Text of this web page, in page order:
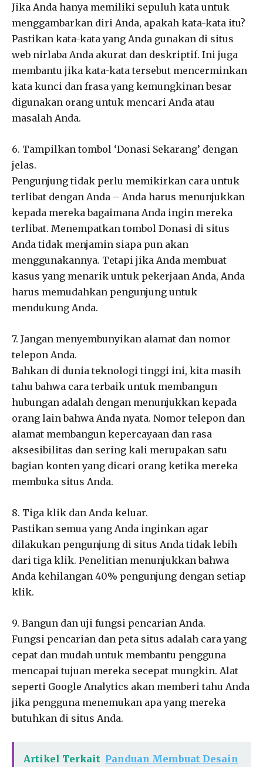
Jika Anda hanya memiliki sepuluh kata untuk
menggambarkan diri Anda, apakah kata-kata itu?
Pastikan kata-kata yang Anda gunakan di situs
web nirlaba Anda akurat dan deskriptif. Ini juga
membantu jika kata-kata tersebut mencerminkan
kata kunci dan frasa yang kemungkinan besar
digunakan orang untuk mencari Anda atau
masalah Anda.
6. Tampilkan tombol ‘Donasi Sekarang’ dengan
jelas.
Pengunjung tidak perlu memikirkan cara untuk
terlibat dengan Anda – Anda harus menunjukkan
kepada mereka bagaimana Anda ingin mereka
terlibat. Menempatkan tombol Donasi di situs
Anda tidak menjamin siapa pun akan
menggunakannya. Tetapi jika Anda membuat
kasus yang menarik untuk pekerjaan Anda, Anda
harus memudahkan pengunjung untuk
mendukung Anda.
7. Jangan menyembunyikan alamat dan nomor
telepon Anda.
Bahkan di dunia teknologi tinggi ini, kita masih
tahu bahwa cara terbaik untuk membangun
hubungan adalah dengan menunjukkan kepada
orang lain bahwa Anda nyata. Nomor telepon dan
alamat membangun kepercayaan dan rasa
aksesibilitas dan sering kali merupakan satu
bagian konten yang dicari orang ketika mereka
membuka situs Anda.
8. Tiga klik dan Anda keluar.
Pastikan semua yang Anda inginkan agar
dilakukan pengunjung di situs Anda tidak lebih
dari tiga klik. Penelitian menunjukkan bahwa
Anda kehilangan 40% pengunjung dengan setiap
klik.
9. Bangun dan uji fungsi pencarian Anda.
Fungsi pencarian dan peta situs adalah cara yang
cepat dan mudah untuk membantu pengguna
mencapai tujuan mereka secepat mungkin. Alat
seperti Google Analytics akan memberi tahu Anda
jika pengguna menemukan apa yang mereka
butuhkan di situs Anda.
Artikel Terkait Panduan Membuat Desain